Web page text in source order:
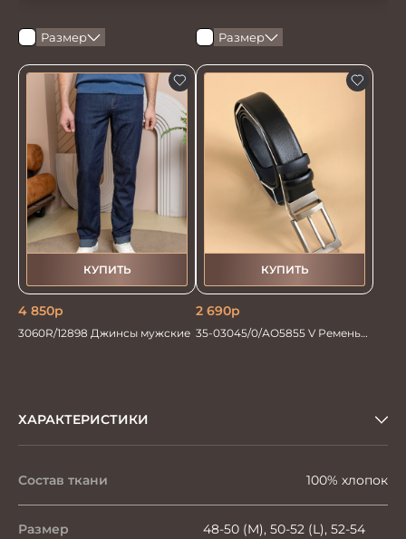
Размер
КУПИТЬ
4 850р
3060R/12898 Джинсы мужские
Размер
КУПИТЬ
2 690р
35-03045/0/АО5855 V Ремень
ХАРАКТЕРИСТИКИ
Состав ткани 100% хлопок
Размер
48-50 (M), 50-52 (L), 52-54